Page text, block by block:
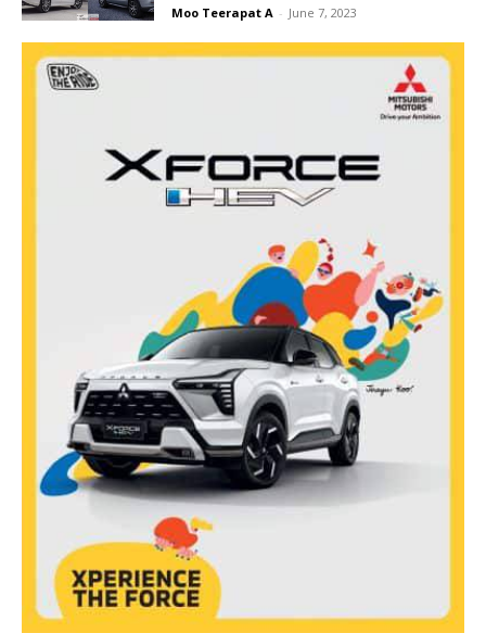
Moo Teerapat A - June 7, 2023